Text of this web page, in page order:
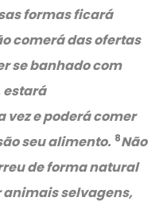
formas ficará
comerá das ofertas
se banhado com
estará
e poderá comer
seu alimento. 8Não
de forma natural
animais selvagens,